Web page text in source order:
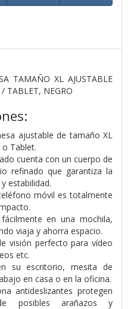
TAMAÑO XL AJUSTABLE
TABLET, NEGRO
ajustable de tamaño XL
Tablet.
cuenta con un cuerpo de
refinado que garantiza la
estabilidad.
móvil es totalmente
en una mochila,
viaja y ahorra espacio.
visión perfecto para vídeo
etc.
su escritorio, mesita de
en casa o en la oficina.
antideslizantes protegen
posibles arañazos y